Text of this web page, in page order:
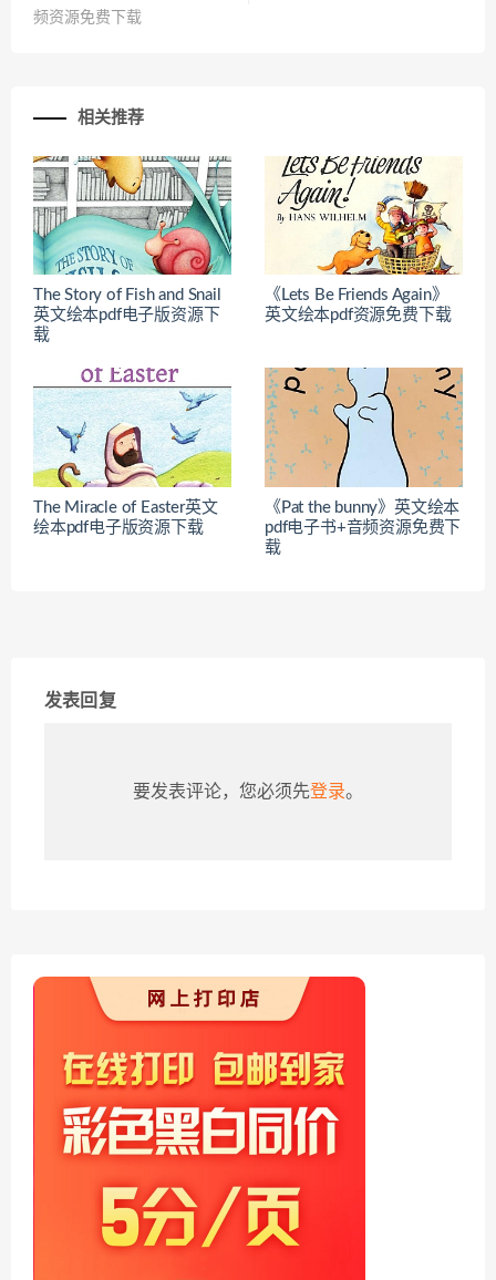
频资源免费下载
相关推荐
The Story of Fish and Snail
英文绘本pdf电子版资源下
载
《Lets Be Friends Again》
英文绘本pdf资源免费下载
The Miracle of Easter英文
绘本pdf电子版资源下载
《Pat the bunny》英文绘本
pdf电子书+音频资源免费下
载
发表回复
要发表评论，您必须先登录。